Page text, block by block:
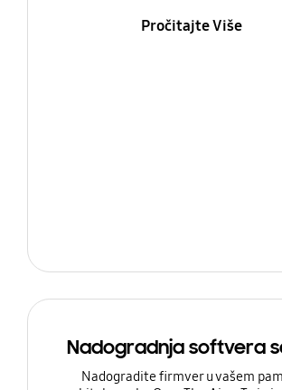
Pročitajte Više
Nadogradnja softvera
Nadogradite firmver u vašem